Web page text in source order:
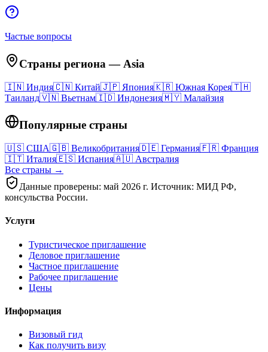
Частые вопросы
Страны региона — Asia
🇮🇳 Индия🇨🇳 Китай🇯🇵 Япония🇰🇷 Южная Корея🇹🇭
Таиланд🇻🇳 Вьетнам🇮🇩 Индонезия🇲🇾 Малайзия
Популярные страны
🇺🇸 США🇬🇧 Великобритания🇩🇪 Германия🇫🇷 Франция
🇮🇹 Италия🇪🇸 Испания🇦🇺 Австралия
Все страны →
Данные проверены: май 2026 г. Источник: МИД РФ,
консульства России.
Услуги
Туристическое приглашение
Деловое приглашение
Частное приглашение
Рабочее приглашение
Цены
Информация
Визовый гид
Как получить визу